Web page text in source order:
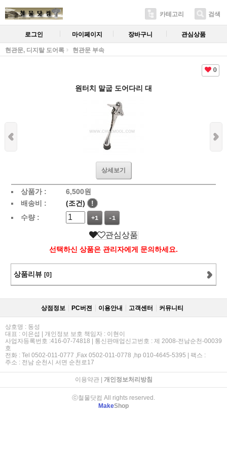
카테고리 검색
로그인 마이페이지 장바구니 관심상품
현관문, 디지탈 도어록 현관문 부속
0
원터치 말굽 도어다리 대
상세보기
상품가 : 6,500원
배송비 :
(조건)
!
수량 :
+1 -1
관심상품
선택하신 상품은 관리자에게 문의하세요.
상품리뷰 [0]
상점정보 PC버젼 이용안내 고객센터 커뮤니티
상호명 : 동성
대표 : 이은섭 | 개인정보 보호 책임자 : 이현이
사업자등록번호 :416-07-74818 | 통신판매업신고번호 : 제 2008-전남순천-00039
호
전화 : Tel 0502-011-0777 ,Fax 0502-011-0778 ,hp 010-4645-5395 | 팩스 :
주소 : 전남 순천시 서면 순천로17
이용약관| 개인정보처리방침
ⓒ철물닷컴 All rights reserved.
MakeShop